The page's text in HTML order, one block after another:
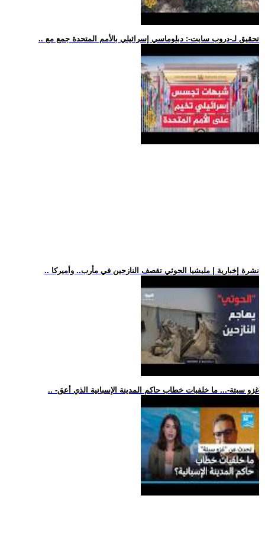
.. تحقيق لـ-دروب سايت-: دبلوماسي إسرائيلي بالأمم المتحدة جمع مع
.. نشرة إخبارية | مليشيا الحوثي تقصف النازحين في مأرب.. وأميركا
.. -غزو سبتة-... ما خلفيات خطاب حاكم المدينة الإسبانية الذي أعق